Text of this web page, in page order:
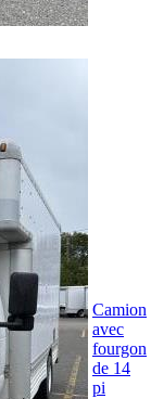
Camion
avec
fourgon
de 14
pi